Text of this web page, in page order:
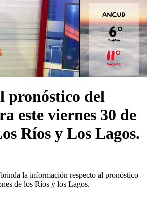
pronóstico del
este viernes 30 de
Ríos y Los Lagos.
la información respecto al pronóstico
de los Ríos y los Lagos.